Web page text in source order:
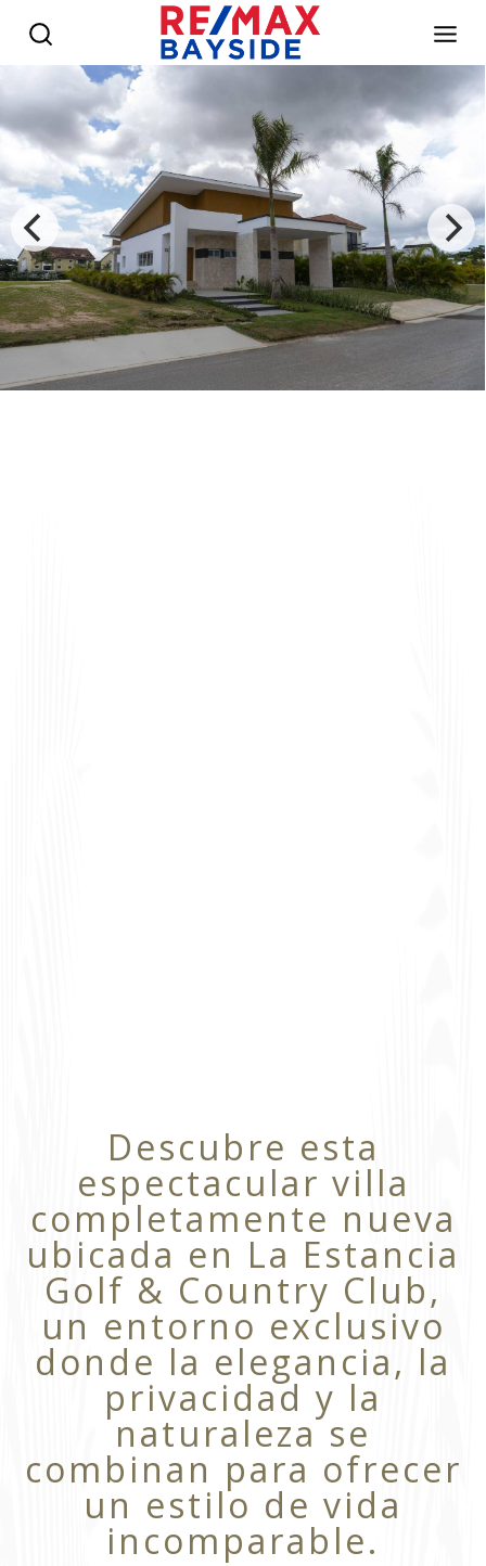
Descubre esta
espectacular villa
completamente nueva
ubicada en La Estancia
Golf & Country Club,
un entorno exclusivo
donde la elegancia, la
privacidad y la
naturaleza se
combinan para ofrecer
un estilo de vida
incomparable.